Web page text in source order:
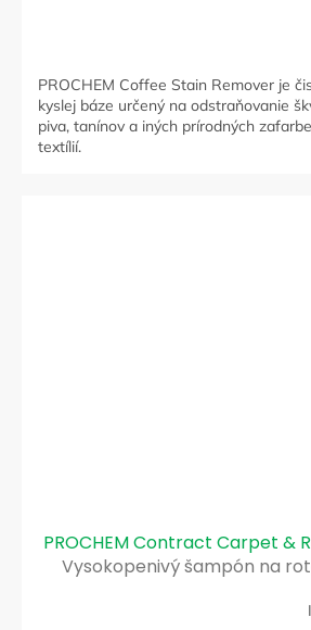
PROCHEM Coffee Stain Remover je
kyslej báze určený na odstraňovanie
piva, tanínov a iných prírodných
textílií.
PROCHEM Contract Carpet &
Vysokopenivý šampón na